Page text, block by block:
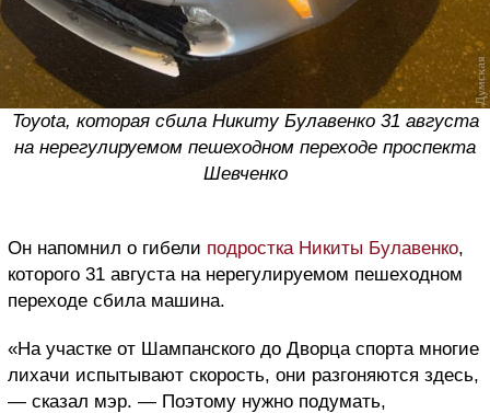
Toyota, которая сбила Никиту Булавенко 31 августа
на нерегулируемом пешеходном переходе проспекта
Шевченко
Он напомнил о гибели подростка Никиты Булавенко,
которого 31 августа на нерегулируемом пешеходном
переходе сбила машина.
«На участке от Шампанского до Дворца спорта многие
лихачи испытывают скорость, они разгоняются здесь,
— сказал мэр. — Поэтому нужно подумать,